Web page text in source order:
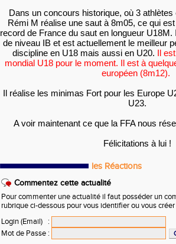
Dans un concours historique, où 3
Rémi M réalise une saut à 8m05, ce qui
record de France du saut en longueur
de niveau IB et est actuellement le meilleur
discipline en U18 mais aussi en U20. Il
mondial U18 pour le moment. Il est à
européen (8m12).
Il réalise les minimas Fort pour les Europe
U23.
A voir maintenant ce que la FFA nous
Félicitations à lui !
les Réactions
Commentez cette actualité
Pour commenter une actualité il faut posséder un
rubrique ci-dessous pour vous identifier ou vous
Login (Email)
:
Mot de Passe :